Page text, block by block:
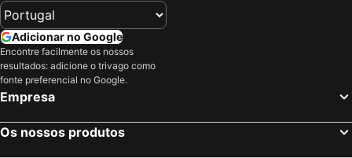
Leverkusen, bed and breakfasts
Frechen, bed and breakfasts
Peel en Maas, bed and breakfasts
Kerken, bed and breakfasts
Jülich, bed and breakfasts
Krefeld, bed and breakfasts
Vlodrop, bed and breakfasts
Adicionar no Google
Encontre facilmente os nossos
resultados: adicione o trivago como
fonte preferencial no Google.
Empresa
Os nossos produtos